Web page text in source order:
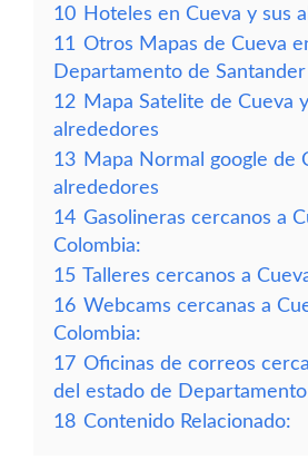
10 Hoteles en Cueva y sus
11 Otros Mapas de Cueva
Departamento de
12 Mapa Satelite de Cueva
alrededores
13 Mapa Normal google de
alrededores
14 Gasolineras cercanos a
Colombia:
15 Talleres cercanos a
16 Webcams cercanas a
Colombia:
17 Oficinas de correos
del estado de
18 Contenido Relacionado: